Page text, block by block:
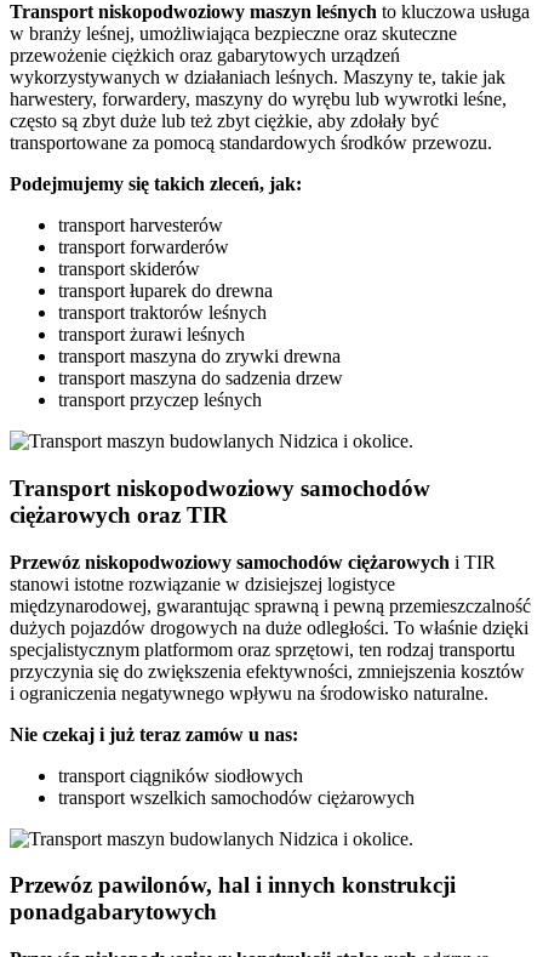
Transport niskopodwoziowy maszyn leśnych to kluczowa usługa
w branży leśnej, umożliwiająca bezpieczne oraz skuteczne
przewożenie ciężkich oraz gabarytowych urządzeń
wykorzystywanych w działaniach leśnych. Maszyny te, takie jak
harwestery, forwardery, maszyny do wyrębu lub wywrotki leśne,
często są zbyt duże lub też zbyt ciężkie, aby zdołały być
transportowane za pomocą standardowych środków przewozu.
Podejmujemy się takich zleceń, jak:
transport harvesterów
transport forwarderów
transport skiderów
transport łuparek do drewna
transport traktorów leśnych
transport żurawi leśnych
transport maszyna do zrywki drewna
transport maszyna do sadzenia drzew
transport przyczep leśnych
Transport niskopodwoziowy samochodów
ciężarowych oraz TIR
Przewóz niskopodwoziowy samochodów ciężarowych i TIR
stanowi istotne rozwiązanie w dzisiejszej logistyce
międzynarodowej, gwarantując sprawną i pewną przemieszczalność
dużych pojazdów drogowych na duże odległości. To właśnie dzięki
specjalistycznym platformom oraz sprzętowi, ten rodzaj transportu
przyczynia się do zwiększenia efektywności, zmniejszenia kosztów
i ograniczenia negatywnego wpływu na środowisko naturalne.
Nie czekaj i już teraz zamów u nas:
transport ciągników siodłowych
transport wszelkich samochodów ciężarowych
Przewóz pawilonów, hal i innych konstrukcji
ponadgabarytowych